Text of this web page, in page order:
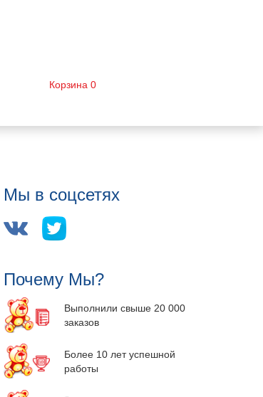
Корзина 0
Мы в соцсетях
Почему Мы?
Выполнили свыше 20 000
заказов
Более 10 лет успешной
работы